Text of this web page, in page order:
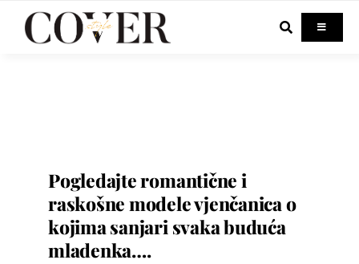
Toggle
FashionPogledajte romantične i
raskošne modele vjenčanica o
kojima sanjari svaka buduća
mladenka….